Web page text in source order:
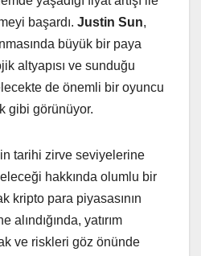
başardı. Justin Sun,
büyük bir paya
altyapısı ve sunduğu
de önemli bir oyuncu
gibi görünüyor.
tarihi zirve seviyelerine
hakkında olumlu bir
kripto para piyasasının
alındığında, yatırım
ve riskleri göz önünde